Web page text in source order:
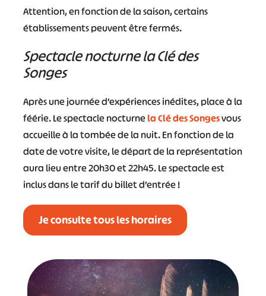
Attention, en fonction de la saison, certains
établissements peuvent être fermés.
Spectacle nocturne la Clé des
Songes
Après une journée d’expériences inédites, place à la
féérie. Le spectacle nocturnela Clé des Songesvous
accueille à la tombée de la nuit. En fonction de la
date de votre visite, le départ de la représentation
aura lieu entre 20h30 et 22h45. Le spectacle est
inclus dans le tarif du billet d’entrée !
Je consulte tous les horaires